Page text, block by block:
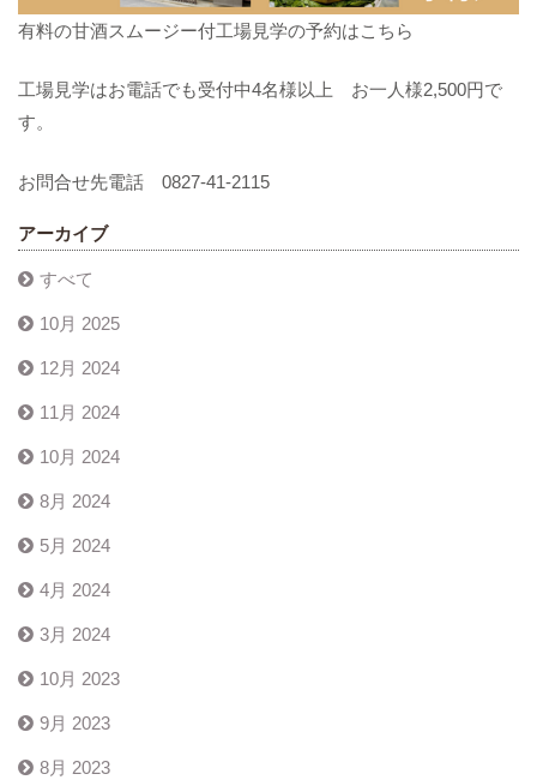
有料の甘酒スムージー付工場見学の予約はこちら
工場見学はお電話でも受付中4名様以上 お一人様2,500円で
す。
お問合せ先電話 0827-41-2115
アーカイブ
すべて
10月 2025
12月 2024
11月 2024
10月 2024
8月 2024
5月 2024
4月 2024
3月 2024
10月 2023
9月 2023
8月 2023